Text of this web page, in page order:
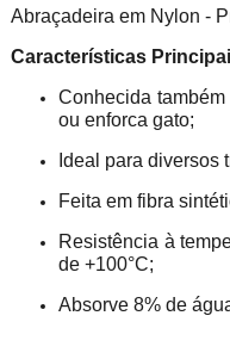
Abraçadeira em Nylon -
Características
Conhecida
ou enforca gato;
Ideal para diversos
Feita em fibra
Resistência à
de +100°C;
Absorve 8% de